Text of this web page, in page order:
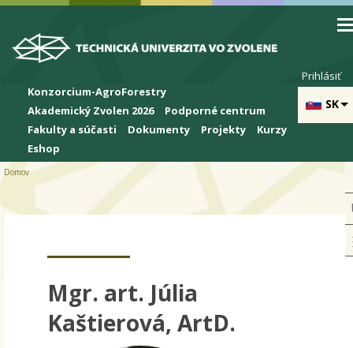
Skip to cookies
Skip to navigation
Skočiť na hlavný obsah
SK
Prihlásiť
Konzorcium-AgroForestry
Akademický Zvolen 2026
Podporné centrum
Fakulty a súčasti
Dokumenty Projekty
Kurzy
Eshop
Domov
Mgr. art. Júlia
Kaštierová, ArtD.